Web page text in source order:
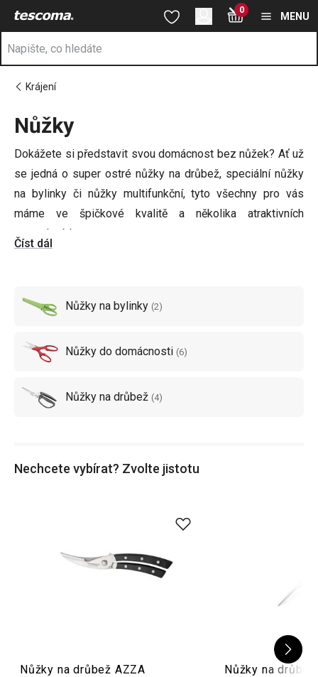
Přejít na hlavní obsah
Přejít na vyhledávání
Přejít na navigaci 0
MENU
Krájení
Nůžky
Dokážete si představit svou domácnost bez nůžek? Ať už
se jedná o super ostré nůžky na drůbež, speciální nůžky
na bylinky či nůžky multifunkční, tyto všechny pro vás
máme ve špičkové kvalitě a několika atraktivních
provedeních.
noženebo třeba nože na sýr!
Číst dál
Nůžky na bylinky (2)
Nůžky do domácnosti (6)
Nůžky na drůbež (4)
Nechcete vybírat? Zvolte jistotu
Nůžky na drůbež AZZA Nůžky na drůbež